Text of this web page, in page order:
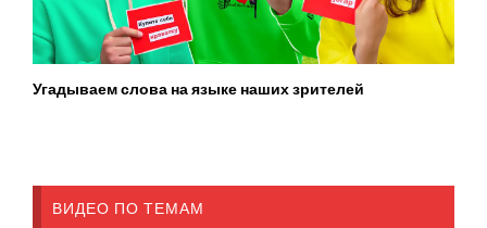
Угадываем слова на языке наших зрителей
ВИДЕО ПО ТЕМАМ